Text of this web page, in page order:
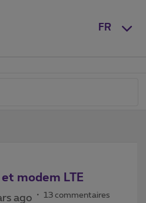
FR
modem LTE
ago 13 commentaires